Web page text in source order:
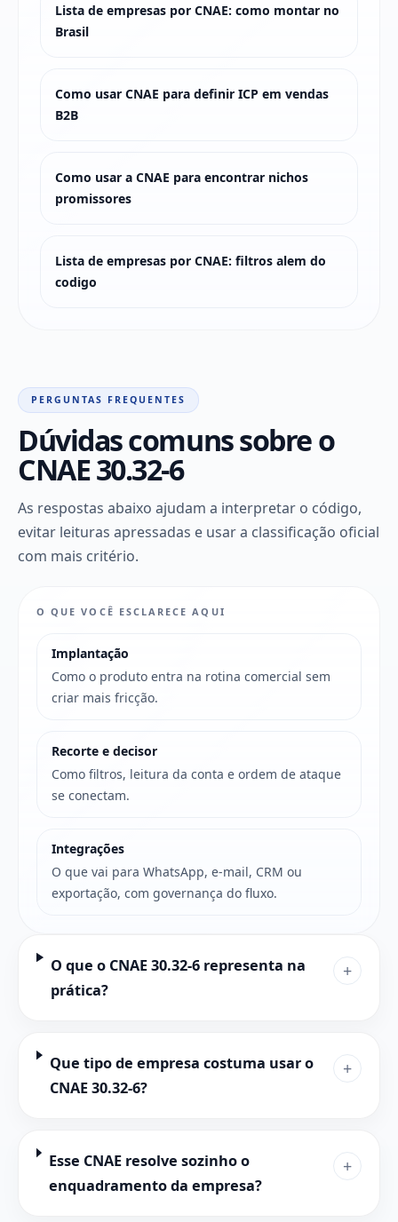
Lista de empresas por CNAE: como montar no
Brasil
Como usar CNAE para definir ICP em vendas
B2B
Como usar a CNAE para encontrar nichos
promissores
Lista de empresas por CNAE: filtros alem do
codigo
PERGUNTAS FREQUENTES
Dúvidas comuns sobre o
CNAE 30.32-6
As respostas abaixo ajudam a interpretar o código,
evitar leituras apressadas e usar a classificação oficial
com mais critério.
O QUE VOCÊ ESCLARECE AQUI
Implantação
Como o produto entra na rotina comercial sem
criar mais fricção.
Recorte e decisor
Como filtros, leitura da conta e ordem de ataque
se conectam.
Integrações
O que vai para WhatsApp, e-mail, CRM ou
exportação, com governança do fluxo.
O que o CNAE 30.32-6 representa na
prática?
+
Que tipo de empresa costuma usar o
CNAE 30.32-6?
+
Esse CNAE resolve sozinho o
enquadramento da empresa?
+